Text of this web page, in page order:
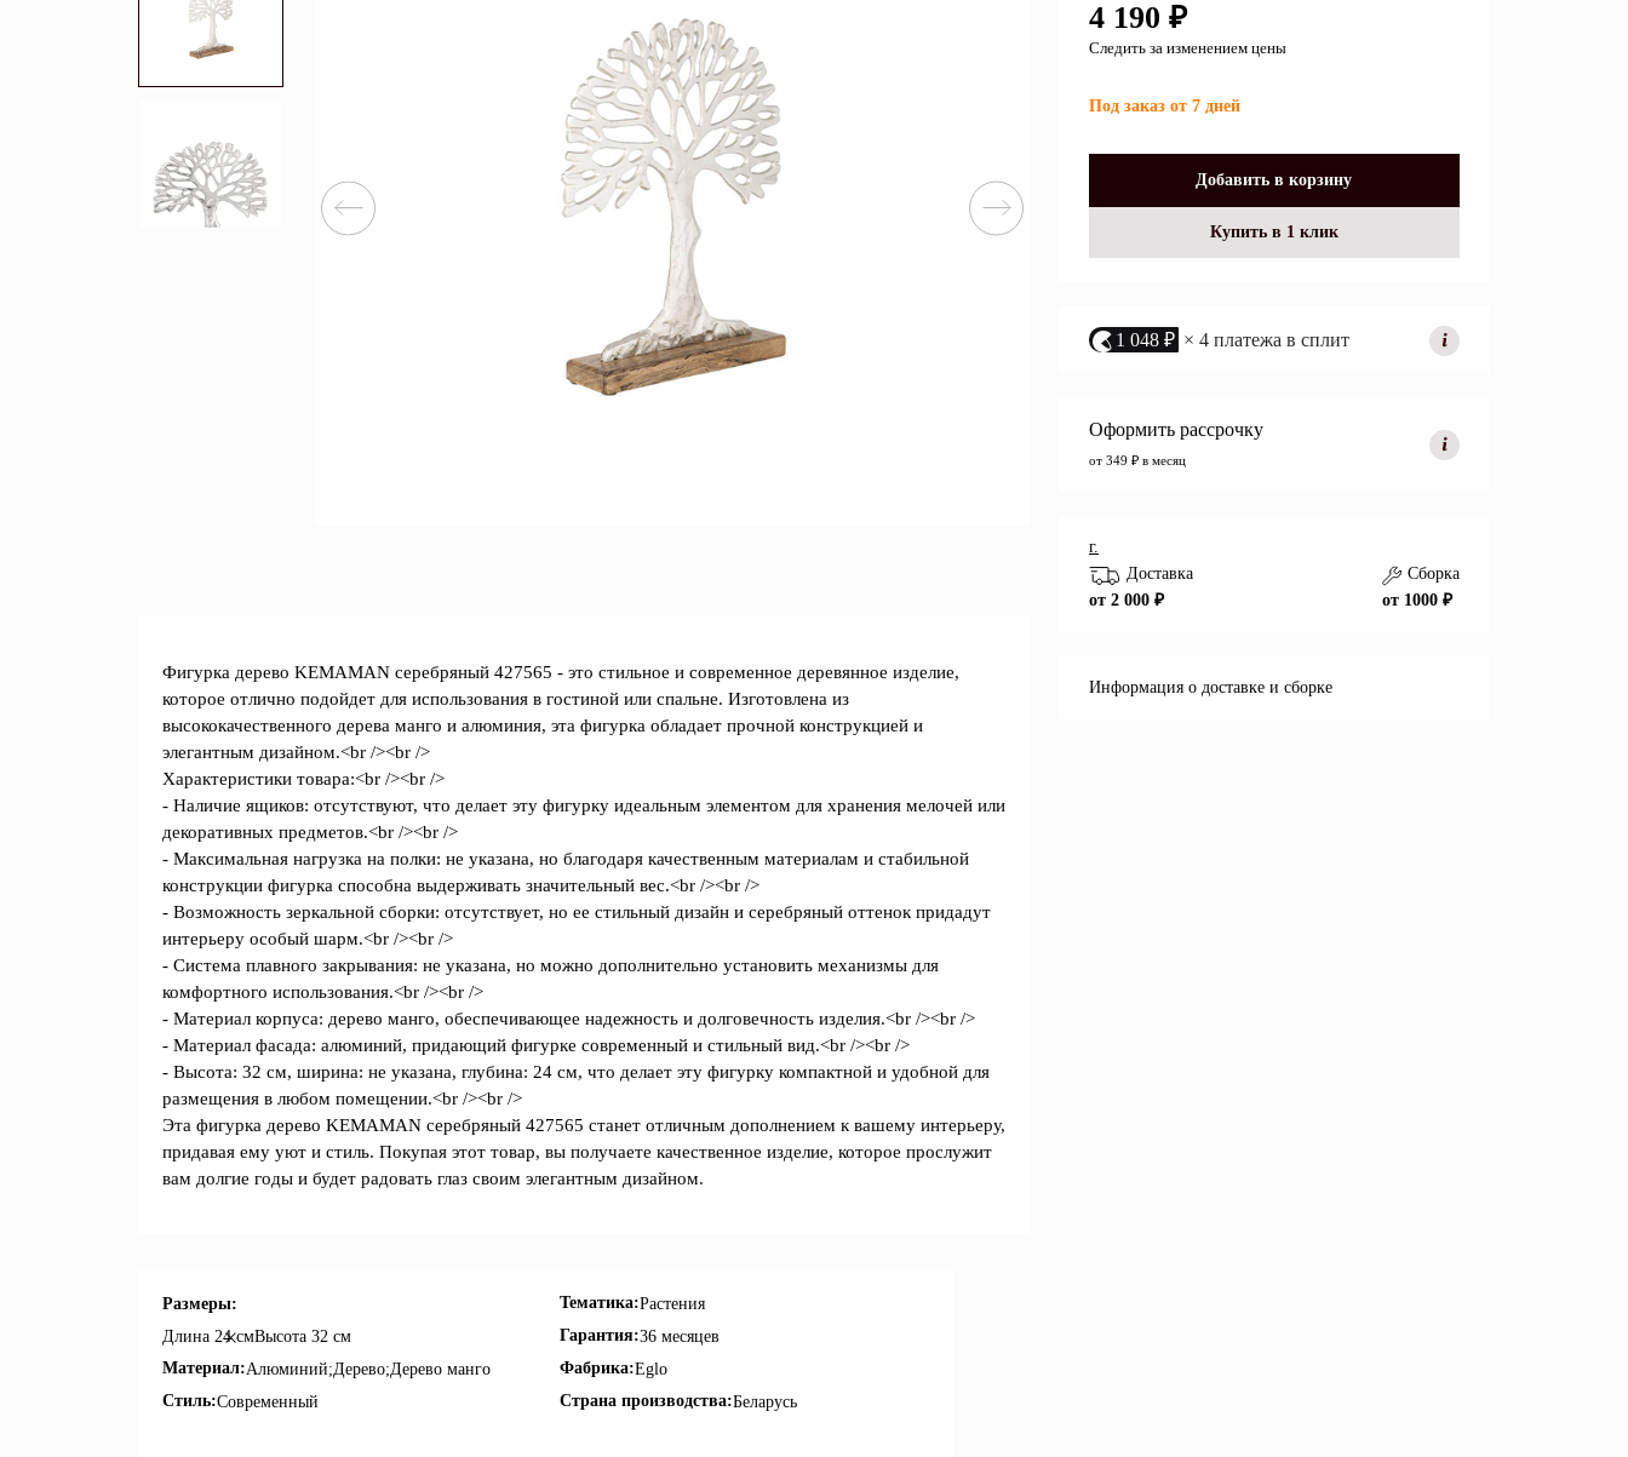
Зеркала
Матрасы
Прихожие
Перейти
Популярные категории
Комплекты прихожих
Комбинированные
Письменные столы Двуспальные кровати
Комбинированные
Распашные шкафы
Фигурка дерево KEMAMAN серебряный 427565 - это стильное и современное деревянное изделие,
которое отлично подойдет для использования в гостиной или спальне. Изготовлена из
высококачественного дерева манго и алюминия, эта фигурка обладает прочной конструкцией и
элегантным дизайном.<br /><br />
Характеристики товара:<br /><br />
- Наличие ящиков: отсутствуют, что делает эту фигурку идеальным элементом для хранения мелочей или
декоративных предметов.<br /><br />
- Максимальная нагрузка на полки: не указана, но благодаря качественным материалам и стабильной
конструкции фигурка способна выдерживать значительный вес.<br /><br />
- Возможность зеркальной сборки: отсутствует, но ее стильный дизайн и серебряный оттенок придадут
интерьеру особый шарм.<br /><br />
- Система плавного закрывания: не указана, но можно дополнительно установить механизмы для
комфортного использования.<br /><br />
- Материал корпуса: дерево манго, обеспечивающее надежность и долговечность изделия.<br /><br />
- Материал фасада: алюминий, придающий фигурке современный и стильный вид.<br /><br />
- Высота: 32 см, ширина: не указана, глубина: 24 см, что делает эту фигурку компактной и удобной для
размещения в любом помещении.<br /><br />
Эта фигурка дерево KEMAMAN серебряный 427565 станет отличным дополнением к вашему интерьеру,
придавая ему уют и стиль. Покупая этот товар, вы получаете качественное изделие, которое прослужит
вам долгие годы и будет радовать глаз своим элегантным дизайном.
Размеры:
Длина 24 смВысота 32 см
Материал:Алюминий;Дерево;Дерево манго
Стиль:Современный
Тематика:Растения
Гарантия:36 месяцев
Фабрика:Eglo
Страна производства:Беларусь
4 190 ₽
Следить за изменением цены
Под заказ от 7 дней
Добавить в корзину
Купить в 1 клик
1 048 ₽ × 4 платежа в сплит
Оформить рассрочку
от 349 ₽ в месяц
г.
Доставка
от 2 000 ₽
Сборка
от 1000 ₽
Информация о доставке и сборке